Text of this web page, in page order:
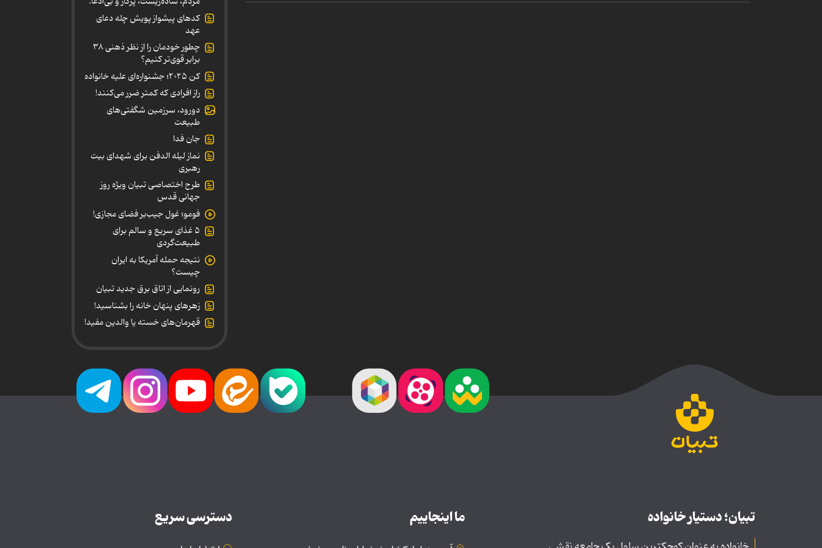
کدهای پیشواز پویش چله دعای
عهد
چطور خودمان را از نظر ذهنی ۳۸
برابر قوی‌تر کنیم؟
کن ۲۰۲۵؛ جشنواره‌ای علیه خانواده
راز افرادی که کمتر ضرر می‌کنند!
دورود، سرزمین شگفتی‌های
طبیعت
جان فدا
نماز لیله الدفن برای شهدای بیت
رهبری
طرح اختصاصی تبیان ویژه روز
جهانی قدس
فومو؛ غول جیب‌بر فضای مجازی!
۵ غذای سریع و سالم برای
طبیعت‌گردی
نتیجه حمله آمریکا به ایران
چیست؟
رونمایی از اتاق برق جدید تبیان
زهرهای پنهان خانه را بشناسید!
قهرمان‌های خسته یا والدین مفید!
تبیان؛ دستیار خانواده ما اینجاییم دسترسی سریع